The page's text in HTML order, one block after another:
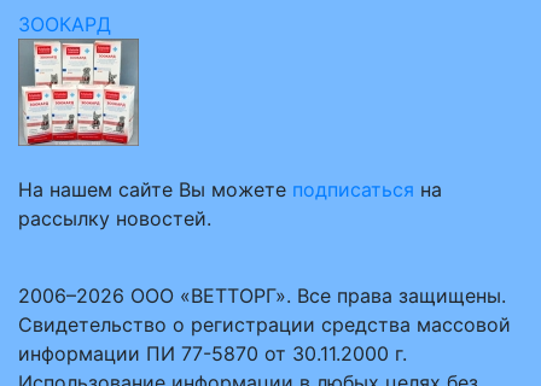
ЗООКАРД
На нашем сайте Вы можете подписаться на
рассылку новостей.
2006–2026 ООО «ВЕТТОРГ». Все права защищены.
Свидетельство о регистрации средства массовой
информации ПИ 77-5870 от 30.11.2000 г.